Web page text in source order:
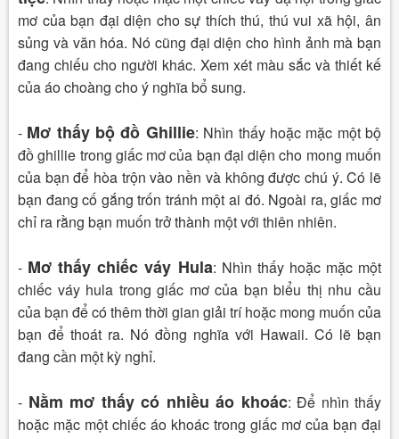
mơ của bạn đại diện cho sự thích thú, thú vui xã hội, ân
sủng và văn hóa. Nó cũng đại diện cho hình ảnh mà bạn
đang chiếu cho người khác. Xem xét màu sắc và thiết kế
của áo choàng cho ý nghĩa bổ sung.
- Mơ thấy bộ đồ Ghillie: Nhìn thấy hoặc mặc một bộ
đồ ghillie trong giấc mơ của bạn đại diện cho mong muốn
của bạn để hòa trộn vào nền và không được chú ý. Có lẽ
bạn đang cố gắng trốn tránh một ai đó. Ngoài ra, giấc mơ
chỉ ra rằng bạn muốn trở thành một với thiên nhiên.
- Mơ thấy chiếc váy Hula: Nhìn thấy hoặc mặc một
chiếc váy hula trong giấc mơ của bạn biểu thị nhu cầu
của bạn để có thêm thời gian giải trí hoặc mong muốn của
bạn để thoát ra. Nó đồng nghĩa với Hawaii. Có lẽ bạn
đang cần một kỳ nghỉ.
- Nằm mơ thấy có nhiều áo khoác: Để nhìn thấy
hoặc mặc một chiếc áo khoác trong giấc mơ của bạn đại